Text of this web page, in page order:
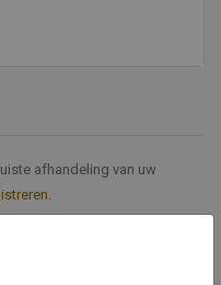
afhandeling van uw
.